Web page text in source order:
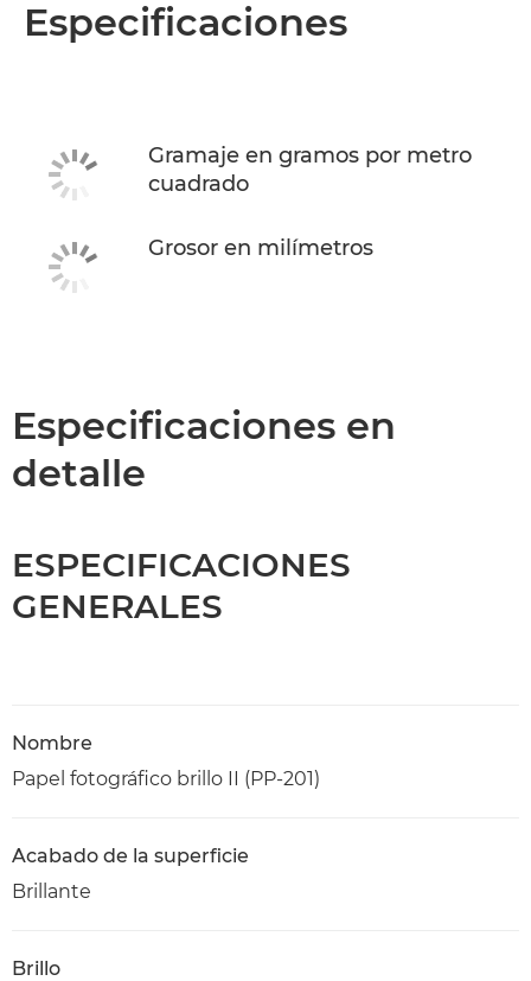
Especificaciones
Gramaje en gramos por metro
cuadrado
Grosor en milímetros
Especificaciones en
detalle
ESPECIFICACIONES
GENERALES
Nombre
Papel fotográfico brillo II (PP-201)
Acabado de la superficie
Brillante
Brillo